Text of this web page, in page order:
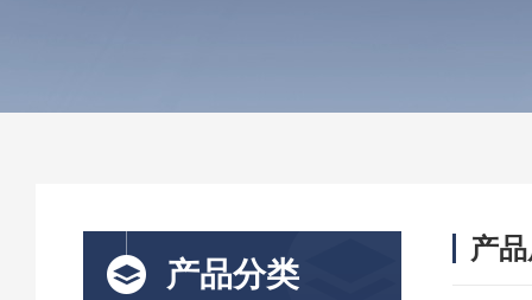
产品分类
产